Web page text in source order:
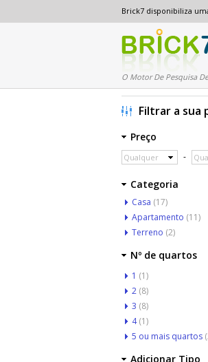
Brick7 disponibiliza
O Motor De Pesquisa
Filtrar a sua
Preço
Qualquer -
Categoria
Casa (17)
Apartamento (11)
Terreno (2)
Nº de quartos
1 (1)
2 (8)
3 (8)
4(1)
5 ou mais quartos
Adicionar Tipo